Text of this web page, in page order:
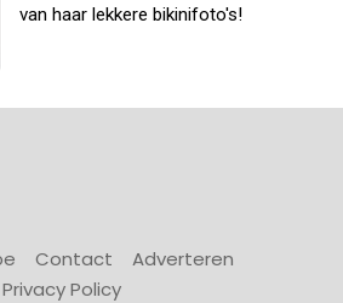
van haar lekkere bikinifoto's!
Contact
Adverteren
Privacy Policy